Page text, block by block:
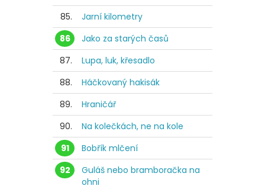
85.
Jarní kilometry
86
Jako za starých časů
87.
Lupa, luk, křesadlo
88.
Háčkovaný hakisák
89.
Hraničář
90.
Na kolečkách, ne na kole
91
Bobřík mlčení
92
Guláš nebo bramboračka na
ohni